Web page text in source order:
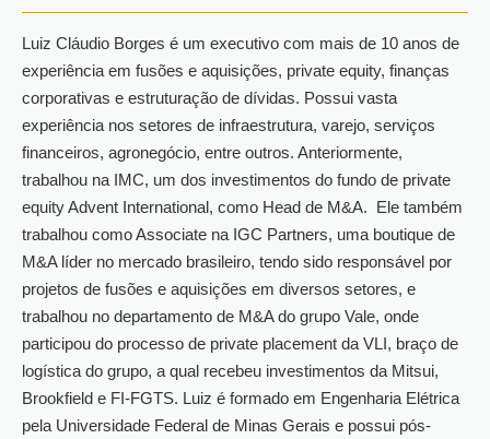
Luiz Cláudio Borges é um executivo com mais de 10 anos de
experiência em fusões e aquisições, private equity, finanças
corporativas e estruturação de dívidas. Possui vasta
experiência nos setores de infraestrutura, varejo, serviços
financeiros, agronegócio, entre outros. Anteriormente,
trabalhou na IMC, um dos investimentos do fundo de private
equity Advent International, como Head de M&A. Ele também
trabalhou como Associate na IGC Partners, uma boutique de
M&A líder no mercado brasileiro, tendo sido responsável por
projetos de fusões e aquisições em diversos setores, e
trabalhou no departamento de M&A do grupo Vale, onde
participou do processo de private placement da VLI, braço de
logística do grupo, a qual recebeu investimentos da Mitsui,
Brookfield e FI-FGTS. Luiz é formado em Engenharia Elétrica
pela Universidade Federal de Minas Gerais e possui pós-